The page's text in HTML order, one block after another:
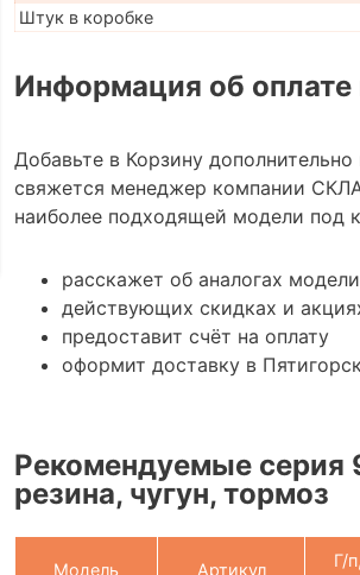
Штук в коробке
Информация об оплате
Добавьте в Корзину
свяжется менеджер компании
наиболее подходящей модели под
расскажет об аналогах
действующих скидках и
предоставит счёт на оплату
оформит доставку в
Рекомендуемые серия
резина, чугун, тормоз
Модель Артикул
Г/п,